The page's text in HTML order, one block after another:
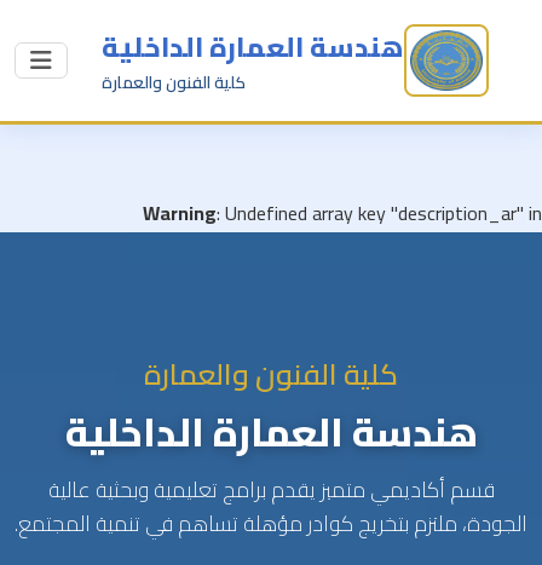
Warning: Undefined array key "description_ar" in
/home/uodeduly/public_html/Depart1.phpon line92
هندسة العمارة الداخلية
كلية الفنون والعمارة
كلية الفنون والعمارة
هندسة العمارة الداخلية
قسم أكاديمي متميز يقدم برامج تعليمية وبحثية عالية
الجودة، ملتزم بتخريج كوادر مؤهلة تساهم في تنمية المجتمع.